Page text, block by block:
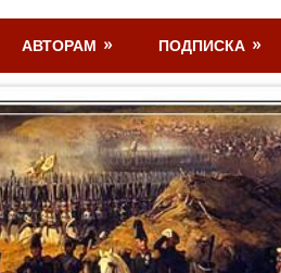
АВТОРАМ ПОДПИСКА